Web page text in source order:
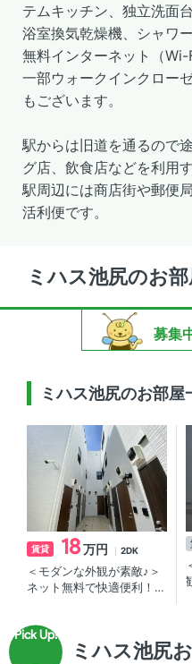
テムキッチン、独立洗面台
浴室換気乾燥機、シャワ
無料インターネット（Wi-
一部ウォークインクロー
もございます。
駅からは旧道を通るので
グ店、飲食店などを利用
駅周辺には商店街や郵便
活利便です。
ミハス池尻のお
募集
ミハス池尻のお部屋
賃貸 18万円 2DK
＜モダンな外観が素敵♪＞
ネット無料で快適便利！池
ミハス池尻